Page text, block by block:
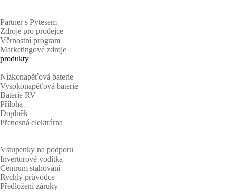
Partner s Pytesem
Zdroje pro prodejce
Věrnostní program
Marketingové zdroje
produkty
Nízkonapěťová baterie
Vysokonapěťová baterie
Baterie RV
Příloha
Doplněk
Přenosná elektrárna
Vstupenky na podporu
Invertorové vodítka
Centrum stahování
Rychlý průvodce
Předložení záruky